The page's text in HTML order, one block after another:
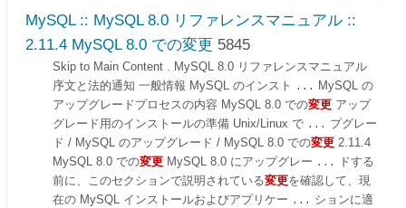
MySQL :: MySQL 8.0 リファレンスマニュアル ::
2.11.4 MySQL 8.0 での変更 5845
Skip to Main Content . MySQL 8.0 リファレンスマニュアル
序文と法的通知 一般情報 MySQL のインスト
...
MySQL の
アップグレードプロセスの内容 MySQL 8.0 での変更 アップ
グレード用のインストールの準備 Unix/Linux で ...
プグレー
ド / MySQL のアップグレード / MySQL 8.0 での変更 2.11.4
MySQL 8.0 での変更 MySQL 8.0 にアップグレー ...
ドする
前に、このセクションで説明されている変更を確認して、現
在の MySQL インストールおよびアプリケー ...
ションに適